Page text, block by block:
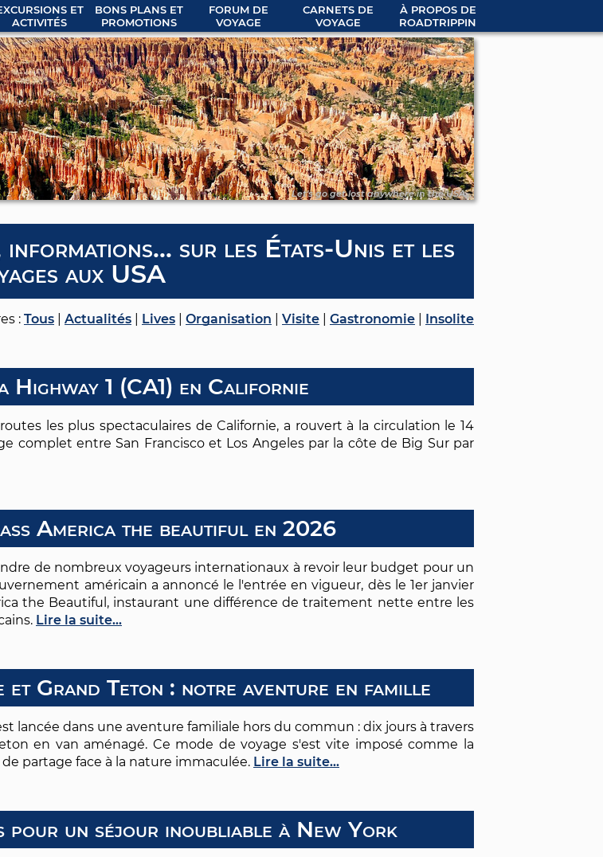
ET
ACTIVITÉS
BONS PLANS ET
PROMOTIONS
FORUM DE
VOYAGE
CARNETS DE
VOYAGE
À PROPOS DE
ROADTRIPPIN
Let's go get lost anywhere in the USA...
sur les États-Unis et les
aux USA
: Tous Actualités Lives Organisation Visite Gastronomie Insolite
Highway 1 (CA1) en Californie
les plus spectaculaires de Californie, a rouvert à la circulation le 14
complet entre San Francisco et Los Angeles par la côte de Big Sur par
America the beautiful en 2026
de nombreux voyageurs internationaux à revoir leur budget pour un
américain a annoncé le l'entrée en vigueur, dès le 1er janvier
the Beautiful, instaurant une différence de traitement nette entre les
Lire la suite...
Grand Teton : notre aventure en famille
lancée dans une aventure familiale hors du commun : dix jours à travers
en van aménagé. Ce mode de voyage s'est vite imposé comme la
partage face à la nature immaculée. Lire la suite...
pour un séjour inoubliable à New York